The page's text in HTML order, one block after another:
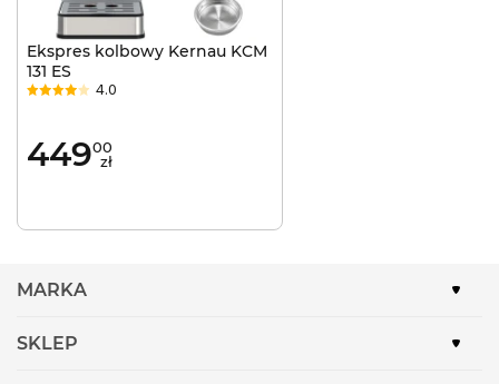
Ekspres kolbowy Kernau KCM
131 ES
4.0
44900
zł
MARKA
SKLEP